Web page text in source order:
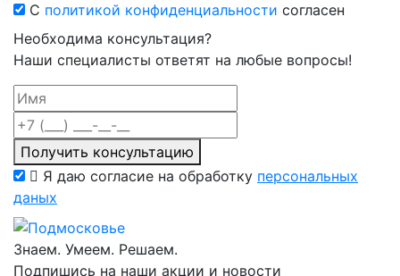
С политикой конфиденциальности согласен
Необходима консультация?
Наши специалисты ответят на любые вопросы!
Получить консультацию
Я даю согласие на обработку персональных
даных
Знаем. Умеем. Решаем.
Подпишись на наши акции и новости